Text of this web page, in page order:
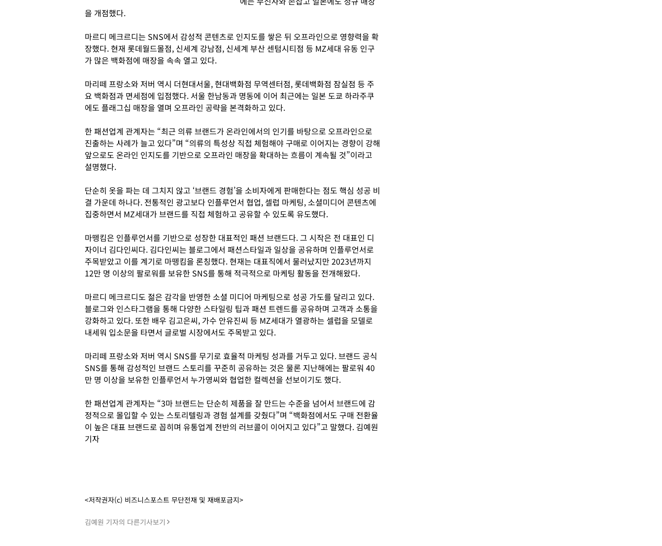
을 개점했다.
마르디 메크르디는 SNS에서 감성적 콘텐츠로 인지도를 쌓은 뒤 오프라인으로 영향력을 확
장했다. 현재 롯데월드몰점, 신세계 강남점, 신세계 부산 센텀시티점 등 MZ세대 유동 인구
가 많은 백화점에 매장을 속속 열고 있다.
마리떼 프랑소와 저버 역시 더현대서울, 현대백화점 무역센터점, 롯데백화점 잠실점 등 주
요 백화점과 면세점에 입점했다. 서울 한남동과 명동에 이어 최근에는 일본 도쿄 하라주쿠
에도 플래그십 매장을 열며 오프라인 공략을 본격화하고 있다.
한 패션업계 관계자는 “최근 의류 브랜드가 온라인에서의 인기를 바탕으로 오프라인으로
진출하는 사례가 늘고 있다”며 “의류의 특성상 직접 체험해야 구매로 이어지는 경향이 강해
앞으로도 온라인 인지도를 기반으로 오프라인 매장을 확대하는 흐름이 계속될 것”이라고
설명했다.
단순히 옷을 파는 데 그치지 않고 ‘브랜드 경험’을 소비자에게 판매한다는 점도 핵심 성공 비
결 가운데 하나다. 전통적인 광고보다 인플루언서 협업, 셀럽 마케팅, 소셜미디어 콘텐츠에
집중하면서 MZ세대가 브랜드를 직접 체험하고 공유할 수 있도록 유도했다.
마뗑킴은 인플루언서를 기반으로 성장한 대표적인 패션 브랜드다. 그 시작은 전 대표인 디
자이너 김다인씨다. 김다인씨는 블로그에서 패션스타일과 일상을 공유하며 인플루언서로
주목받았고 이를 계기로 마뗑킴을 론칭했다. 현재는 대표직에서 물러났지만 2023년까지
12만 명 이상의 팔로워를 보유한 SNS를 통해 적극적으로 마케팅 활동을 전개해왔다.
마르디 메크르디도 젊은 감각을 반영한 소셜 미디어 마케팅으로 성공 가도를 달리고 있다.
블로그와 인스타그램을 통해 다양한 스타일링 팁과 패션 트렌드를 공유하며 고객과 소통을
강화하고 있다. 또한 배우 김고은씨, 가수 안유진씨 등 MZ세대가 열광하는 셀럽을 모델로
내세워 입소문을 타면서 글로벌 시장에서도 주목받고 있다.
마리떼 프랑소와 저버 역시 SNS를 무기로 효율적 마케팅 성과를 거두고 있다. 브랜드 공식
SNS를 통해 감성적인 브랜드 스토리를 꾸준히 공유하는 것은 물론 지난해에는 팔로워 40
만 명 이상을 보유한 인플루언서 누가영씨와 협업한 컬렉션을 선보이기도 했다.
한 패션업계 관계자는 “3마 브랜드는 단순히 제품을 잘 만드는 수준을 넘어서 브랜드에 감
정적으로 몰입할 수 있는 스토리텔링과 경험 설계를 갖췄다”며 “백화점에서도 구매 전환율
이 높은 대표 브랜드로 꼽히며 유통업계 전반의 러브콜이 이어지고 있다”고 말했다. 김예원
기자
<저작권자(c) 비즈니스포스트 무단전재 및 재배포금지>
김예원 기자의 다른기사보기